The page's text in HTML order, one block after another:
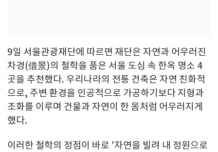
9일 서울관광재단에 따르면 재단은 자연과 어우러진
차경(借景)의 철학을 품은 서울 도심 속 한옥 명소 4
곳을 추천했다. 우리나라의 전통 건축은 자연 친화적
으로, 주변 환경을 인공적으로 가공하기보다 지형과
조화를 이루며 건물과 자연이 한 몸처럼 어우러지게
했다.
이러한 철학의 정점이 바로 '자연을 빌려 내 정원으로